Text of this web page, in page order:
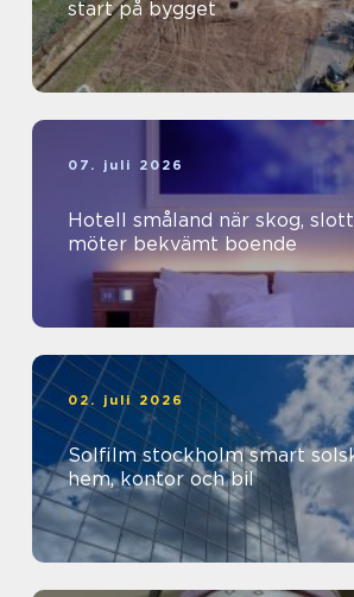
start på bygget
07. juli 2026
Hotell småland när skog, slott och sjö
möter bekvämt boende
02. juli 2026
Solfilm stockholm smart solskydd för
hem, kontor och bil